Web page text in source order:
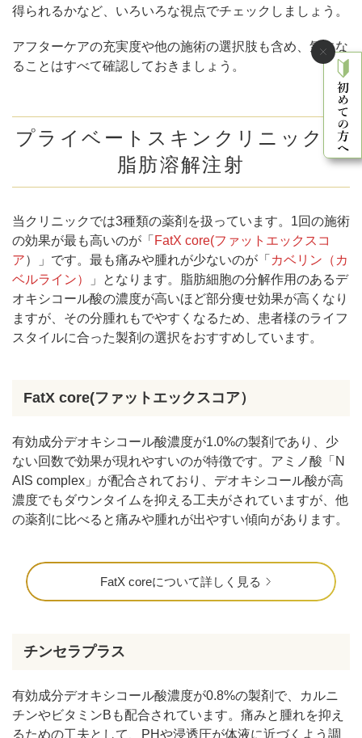
得られるかなど、いろいろな視点でチェックしましょう。
アフターケアの充実度や他の施術の選択肢も含め、気にな
ることはすべて確認しておきましょう。
プライベートスキンクリニックの
脂肪溶解注射
当クリニックでは3種類の薬剤を扱っています。1回の施術
の効果が最も高いのが「 FatX core(ファットエックスコ
ア）」です。最も痛みや腫れが少ないのが「 カベリン（カ
ベルライン）
」となります。脂肪細胞の分解作用のあるデ
オキシコール酸の濃度が高いほど部分痩せ効果が高くなり
ますが、その分腫れもでやすくなるため、患者様のライフ
スタイルに合った製剤の選択をおすすめしています。
FatX core(ファットエックスコア）
有効成分デオキシコール酸濃度が1.0%の製剤であり、少
ない回数で効果が現れやすいのが特徴です。アミノ酸「N
AIS complex」が配合されており、デオキシコール酸が高
濃度でもダウンタイムを抑える工夫がされていますが、他
の薬剤に比べると痛みや腫れが出やすい傾向があります。
FatX coreについて詳しく見る
チンセラプラス
有効成分デオキシコール酸濃度が0.8%の製剤で、カルニ
チンやビタミンBも配合されています。痛みと腫れを抑え
るための工夫として、PHや浸透圧が体液に近づくよう調